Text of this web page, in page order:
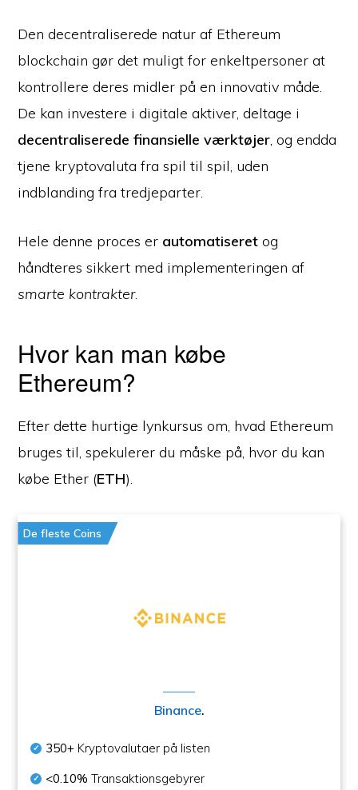
Den decentraliserede natur af Ethereum
blockchain gør det muligt for enkeltpersoner at
kontrollere deres midler på en innovativ måde.
De kan investere i digitale aktiver, deltage i
decentraliserede finansielle værktøjer, og endda
tjene kryptovaluta fra spil til spil, uden
indblanding fra tredjeparter.
Hele denne proces er automatiseret og
håndteres sikkert med implementeringen af
smarte kontrakter.
Hvor kan man købe
Ethereum?
Efter dette hurtige lynkursus om, hvad Ethereum
bruges til, spekulerer du måske på, hvor du kan
købe Ether (ETH).
De fleste Coins
Binance.
350+ Kryptovalutaer på listen
<0.10% Transaktionsgebyrer